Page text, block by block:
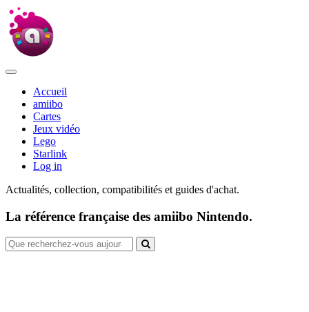
Accueil
amiibo
Cartes
Jeux vidéo
Lego
Starlink
Log in
Actualités, collection, compatibilités et guides d'achat.
La référence française des amiibo Nintendo.